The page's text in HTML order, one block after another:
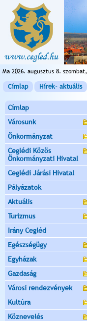
Ma 2026. augusztus 8. szombat,
Címlap Hírek- aktuális
Címlap
Városunk
Önkormányzat
Ceglédi Közös
Önkormányzati Hivatal
Ceglédi Járási Hivatal
Pályázatok
Aktuális
Turizmus
Irány Cegléd
Egészségügy
Egyházak
Gazdaság
Városi rendezvények
Kultúra
Köznevelés